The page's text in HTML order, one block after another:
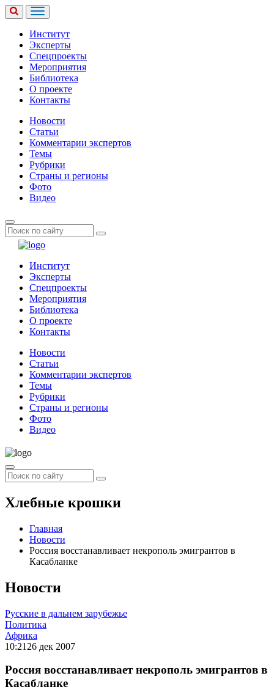
Институт
Эксперты
Спецпроекты
Мероприятия
Библиотека
О проекте
Контакты
Новости
Статьи
Комментарии экспертов
Темы
Рубрики
Страны и регионы
Фото
Видео
Институт
Эксперты
Спецпроекты
Мероприятия
Библиотека
О проекте
Контакты
Новости
Статьи
Комментарии экспертов
Темы
Рубрики
Страны и регионы
Фото
Видео
Хлебные крошки
Главная
Новости
Россия восстанавливает некрополь эмигрантов в
Касабланке
Новости
Русские в дальнем зарубежье
Политика
Африка
10:21 26 дек 2007
Россия восстанавливает некрополь эмигрантов в
Касабланке